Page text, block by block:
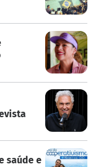
saúde e